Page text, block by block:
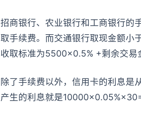
招商银行、农业银行和工商银行的
取手续费。而交通银行取现金额
收取标准为5500×0.5% +剩余交易
除了手续费以外，信用卡的利息是
产生的利息就是